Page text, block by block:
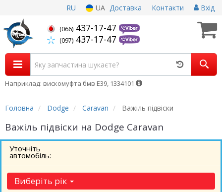
RU UA Доставка Контакти Вхід
(066) 437-17-47
(097) 437-17-47
Наприклад: вискомуфта бмв Е39, 1334101
Головна Dodge Caravan Важіль підвіски
Важіль підвіски на Dodge Caravan
Уточніть
автомобіль:
Виберіть рік